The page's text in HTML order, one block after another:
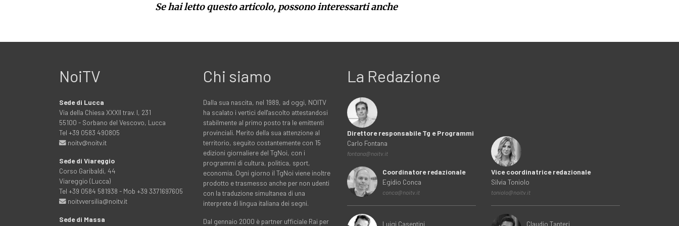
Se hai letto questo articolo, possono interessarti anche
NoiTV
Sede di Lucca
Via della Chiesa XXXII trav. I, 231
55100 - Sorbano del Vescovo, Lucca
Tel +39 0583 490805
noitv@noitv.it
Sede di Viareggio
Corso Garibaldi, 44
Viareggio (Lucca)
Tel +39 0584 581938 - Mob +39 3371697605
noitvversilia@noitv.it
Sede di Massa
Chi siamo
Dalla sua nascita, nel 1989, ad oggi, NOITV
ha scalato i vertici dell'ascolto attestandosi
stabilmente al primo posto tra le emittenti
provinciali. Merito della sua attenzione al
territorio, seguito costantemente con 15
edizioni giornaliere del TgNoi, con i
programmi di cultura, politica, sport,
economia. Ogni giorno il TgNoi viene inoltre
prodotto e trasmesso anche per non udenti
con la traduzione simultanea di una
interprete di lingua italiana dei segni.
Dal gennaio 2000 è partner ufficiale Rai per
La Redazione
Direttore responsabile Tg e Programmi
Carlo Fontana
fontana@noitv.it
Coordinatore redazionale
Egidio Conca
conca@noitv.it
Luigi Casentini
Vice coordinatrice redazionale
Silvia Toniolo
toniolo@noitv.it
Claudio Tanteri